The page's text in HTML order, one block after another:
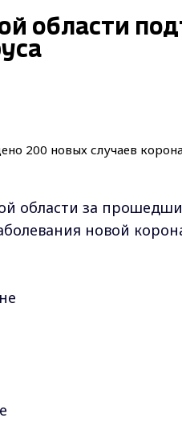
области
области за
новой